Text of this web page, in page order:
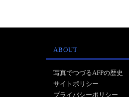
ABOUT
写真でつづるAFPの歴史
サイトポリシー
プライバシーポリシー